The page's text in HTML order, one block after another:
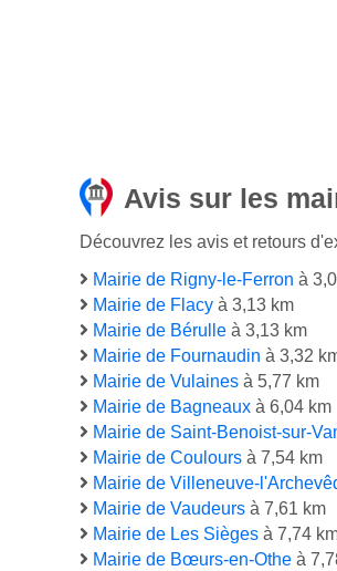
Avis sur les
Découvrez les avis et retours
Mairie de Rigny-le-Ferron à
Mairie de Flacy à 3,13 km
Mairie de Bérulle à 3,13 km
Mairie de Fournaudin à 3,32
Mairie de Vulaines à 5,77 km
Mairie de Bagneaux à 6,04 km
Mairie de Saint-Benoist-sur-
Mairie de Coulours à 7,54 km
Mairie de Villeneuve-
Mairie de Vaudeurs à 7,61 km
Mairie de Les Sièges à 7,74
Mairie de Bœurs-en-Othe à